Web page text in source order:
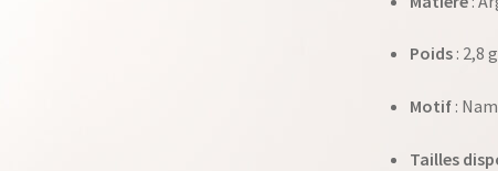
Poids: 2,8
Motif:
Tailles